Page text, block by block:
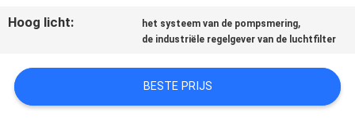
SITEMAP
PRIVACYBELEID
Hoog licht: het systeem van de pompsmering,
de industriële regelgever van de luchtfilter
BESTE PRIJS